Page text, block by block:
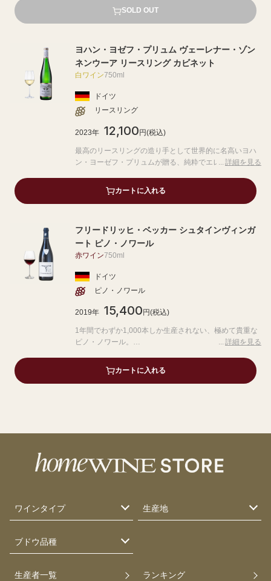
います。複雑な香りと長く続く余韻が、ドイツのピノ・
ノワールの真髄を堪能させてくれる一本です。
SOLD OUT
ヨハン・ヨゼフ・プリュム ヴェーレナー・ゾン
ネンウーア リースリング カビネット
白ワイン750ml
ドイツ
リースリング
2023年 12,100円(税込)
最高のリースリングの造り手として世界的に名高いヨハ
ン・ヨーゼフ・プリュムが贈る、純粋でエレガントなリ
やかな酸味が完璧に調和した逸品です。
詳細を見る
カートに入れる
フリードリッヒ・ベッカー シュタインヴィンガ
ート ピノ・ノワール
赤ワイン750ml
ドイツ
ピノ・ノワール
2019年 15,400 円(税込)
1年間でわずか1,000本しか生産されない、極めて貴重な
ピノ・ノワール。
国内外で高い評価を獲得しており、ワイン評論誌の「ゴ
ーミヨ」にて、9年連続で最優秀赤ワインを受賞したこと
詳細を見る
カートに入れる
ワインタイプ 生産地
ブドウ品種
生産者一覧 ランキング